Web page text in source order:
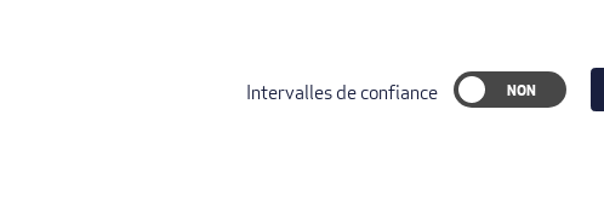
Intervalles de confiance